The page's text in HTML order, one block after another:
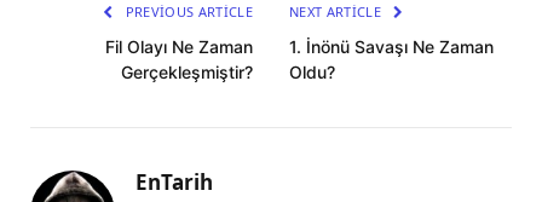
PREVIOUS ARTICLE
Fil Olayı Ne Zaman
Gerçekleşmiştir?
NEXT ARTICLE
1. İnönü Savaşı Ne Zaman
Oldu?
EnTarih